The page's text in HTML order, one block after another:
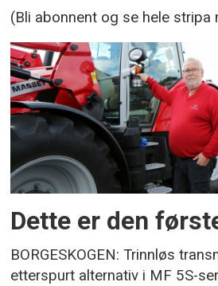
(Bli abonnent og se hele stripa
Dette er den
BORGESKOGEN: Trinnløs
etterspurt alternativ i MF 5S-